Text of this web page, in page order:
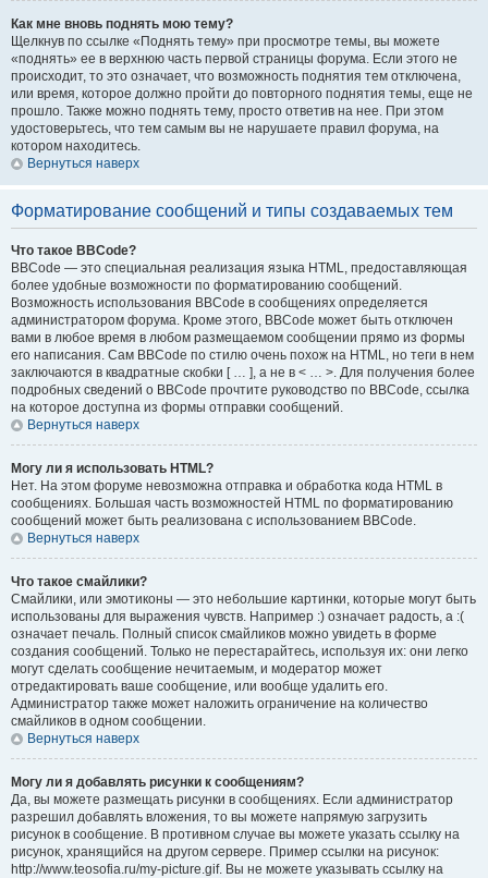
Как мне вновь поднять мою тему?
Щелкнув по ссылке «Поднять тему» при просмотре темы, вы можете
«поднять» ее в верхнюю часть первой страницы форума. Если этого не
происходит, то это означает, что возможность поднятия тем отключена,
или время, которое должно пройти до повторного поднятия темы, еще не
прошло. Также можно поднять тему, просто ответив на нее. При этом
удостоверьтесь, что тем самым вы не нарушаете правил форума, на
котором находитесь.
Вернуться наверх
Форматирование сообщений и типы создаваемых тем
Что такое BBCode?
BBCode — это специальная реализация языка HTML, предоставляющая
более удобные возможности по форматированию сообщений.
Возможность использования BBCode в сообщениях определяется
администратором форума. Кроме этого, BBCode может быть отключен
вами в любое время в любом размещаемом сообщении прямо из формы
его написания. Сам BBCode по стилю очень похож на HTML, но теги в нем
заключаются в квадратные скобки [ … ], а не в < … >. Для получения более
подробных сведений о BBCode прочтите руководство по BBCode, ссылка
на которое доступна из формы отправки сообщений.
Вернуться наверх
Могу ли я использовать HTML?
Нет. На этом форуме невозможна отправка и обработка кода HTML в
сообщениях. Большая часть возможностей HTML по форматированию
сообщений может быть реализована с использованием BBCode.
Вернуться наверх
Что такое смайлики?
Смайлики, или эмотиконы — это небольшие картинки, которые могут быть
использованы для выражения чувств. Например :) означает радость, а :(
означает печаль. Полный список смайликов можно увидеть в форме
создания сообщений. Только не перестарайтесь, используя их: они легко
могут сделать сообщение нечитаемым, и модератор может
отредактировать ваше сообщение, или вообще удалить его.
Администратор также может наложить ограничение на количество
смайликов в одном сообщении.
Вернуться наверх
Могу ли я добавлять рисунки к сообщениям?
Да, вы можете размещать рисунки в сообщениях. Если администратор
разрешил добавлять вложения, то вы можете напрямую загрузить
рисунок в сообщение. В противном случае вы можете указать ссылку на
рисунок, хранящийся на другом сервере. Пример ссылки на рисунок:
http://www.teosofia.ru/my-picture.gif. Вы не можете указывать ссылку на